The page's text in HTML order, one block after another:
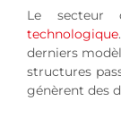
Le secteur
technologique
derniers
structures
génèrent des